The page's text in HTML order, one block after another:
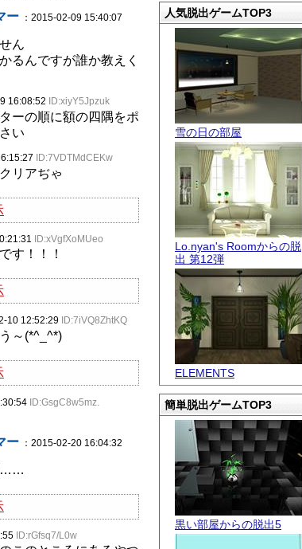
人気脱出ゲームTOP3
雪の日の部屋
Lo.nyan's Roomからの脱
出 第12弾
ELEMENTS
簡単脱出ゲームTOP3
黒い部屋からの脱出5
ー ：2015-02-09 15:40:07
ん
るんですが誰か教えく
16:08:52 ID:xiyY5Jpzuk
ーの順に額の四隅をポ
い
ID:7VDTMdCEKw
リアぢゃ
ID:xVgfXoMUeo
す！！！
10 12:52:29 ID:7iVQ8ZhtKQ
～(*^_^*)
ID:GsgC8w5mz.
ー ：2015-02-20 16:04:32
……
ID:rGfsq7/L0w